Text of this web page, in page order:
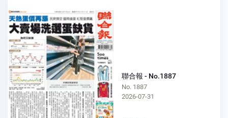
聯合報 - No.1887
No. 1887
2026-07-31